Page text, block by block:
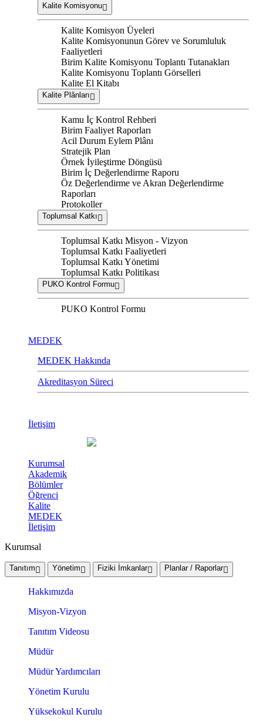
Kalite Komisyonu
Kalite Komisyon Üyeleri
Kalite Komisyonunun Görev ve Sorumluluk
Faaliyetleri
Birim Kalite Komisyonu Toplantı Tutanakları
Kalite Komisyonu Toplantı Görselleri
Kalite El Kitabı
Kalite Plânları
Kamu İç Kontrol Rehberi
Birim Faaliyet Raporları
Acil Durum Eylem Plânı
Stratejik Plan
Örnek İyileştirme Döngüsü
Birim İç Değerlendirme Raporu
Öz Değerlendirme ve Akran Değerlendirme
Raporları
Protokoller
Toplumsal Katkı
Toplumsal Katkı Misyon - Vizyon
Toplumsal Katkı Faaliyetleri
Toplumsal Katkı Yönetimi
Toplumsal Katkı Politikası
PUKO Kontrol Formu
PUKO Kontrol Formu
MEDEK
MEDEK Hakkında
Akreditasyon Süreci
İletişim
Kurumsal
Akademik
Bölümler
Öğrenci
Kalite
MEDEK
İletişim
Kurumsal
Tanıtım Yönetim Fiziki İmkanlar Planlar / Raporlar
Hakkımızda
Misyon-Vizyon
Tanıtım Videosu
Müdür
Müdür Yardımcıları
Yönetim Kurulu
Yüksekokul Kurulu